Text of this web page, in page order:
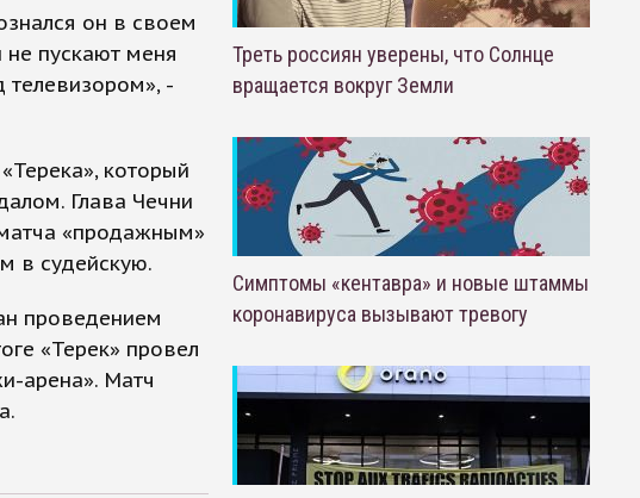
он в своем
пускают меня
телевизором», -
который
Глава Чечни
«продажным»
в судейскую.
проведением
«Терек» провел
арена». Матч
Треть россиян уверены, что Солнце
вращается вокруг Земли
Симптомы «кентавра» и новые штаммы
коронавируса вызывают тревогу